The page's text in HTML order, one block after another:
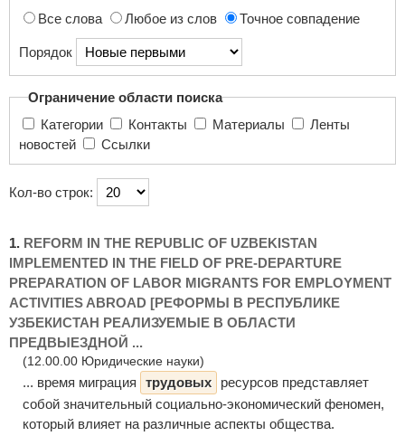
Все слова
Любое из слов Точное совпадение
Порядок
Ограничение области поиска
Категории
Контакты Материалы
новостей
Ссылки
Кол-во строк:
1. REFORM IN THE REPUBLIC OF UZBEKISTAN
IMPLEMENTED IN THE FIELD OF PRE-DEPARTURE
PREPARATION OF LABOR MIGRANTS FOR EMPLOYMENT
ACTIVITIES ABROAD [РЕФОРМЫ В РЕСПУБЛИКЕ
УЗБЕКИСТАН РЕАЛИЗУЕМЫЕ В ОБЛАСТИ
ПРЕДВЫЕЗДНОЙ ...
(12.00.00 Юридические науки)
... время миграция трудовых
ресурсов представляет
собой значительный социально-экономический феномен,
который влияет на различные аспекты общества.